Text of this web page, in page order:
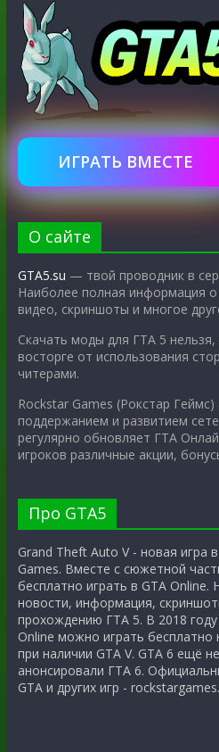
ИГРАТЬ ВМЕСТЕ
О сайте
GTA5.su — твой проводник в
Наиболее полная информация
видео, скриншоты и многое
Скачать моды для ГТА 5 нельзя,
восторге от использования
читерами.
Rockstar Games (Рокстар
поддержанием и развитием
регулярно обновляет ГТА
игроков различные акции,
Про GTA5
Grand Theft Auto V - новая игра
Games. Вместе с сюжетной
бесплатно играть в GTA Online.
новости, информация,
прохождению ГТА 5. В 2018
Online можно играть бесплатно
при наличии GTA V. GTA 6 ещё
анонсировали ГТА 6.
GTA и других игр -